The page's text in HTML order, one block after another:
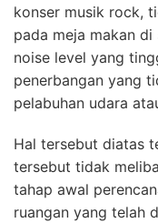
konser musik rock,
pada meja makan di
noise level yang
penerbangan yang
pelabuhan udara
Hal tersebut diatas
tersebut tidak
tahap awal
ruangan yang telah